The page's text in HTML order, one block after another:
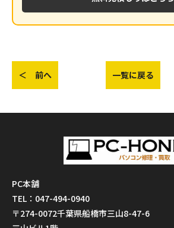
＜ 前へ 一覧に戻る
PC本舗
TEL：047-494-0940
〒274-0072千葉県船橋市三山8-47-6